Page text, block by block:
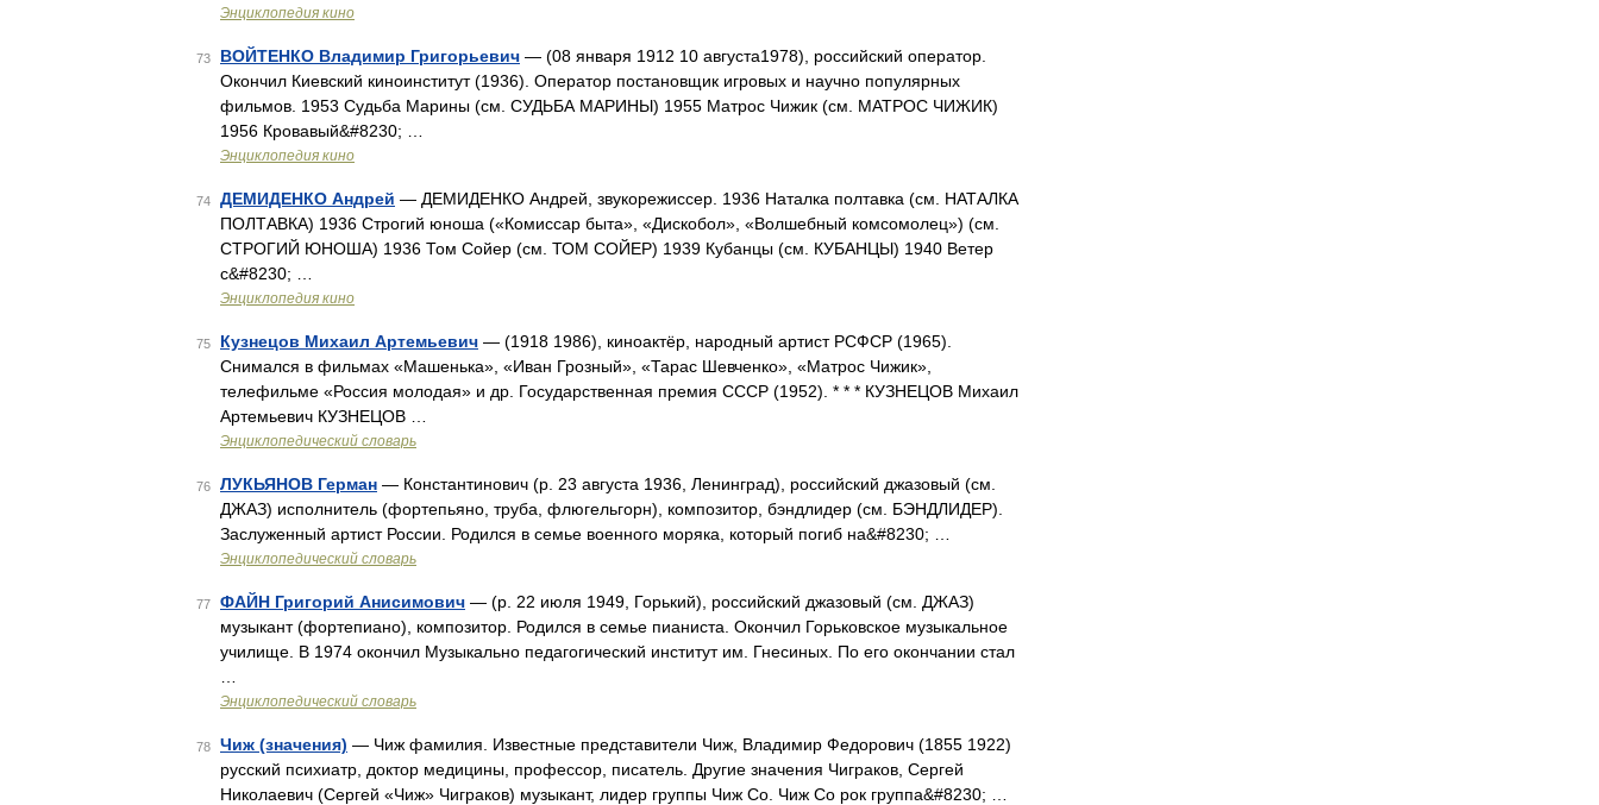
Энциклопедия кино
73 ВОЙТЕНКО Владимир Григорьевич — (08 января 1912 10 августа1978), российский оператор.
Окончил Киевский киноинститут (1936). Оператор постановщик игровых и научно популярных
фильмов. 1953 Судьба Марины (см. СУДЬБА МАРИНЫ) 1955 Матрос Чижик (см. МАТРОС ЧИЖИК)
1956 Кровавый&#8230; …
Энциклопедия кино
74 ДЕМИДЕНКО Андрей — ДЕМИДЕНКО Андрей, звукорежиссер. 1936 Наталка полтавка (см. НАТАЛКА
ПОЛТАВКА) 1936 Строгий юноша («Комиссар быта», «Дискобол», «Волшебный комсомолец») (см.
СТРОГИЙ ЮНОША) 1936 Том Сойер (см. ТОМ СОЙЕР) 1939 Кубанцы (см. КУБАНЦЫ) 1940 Ветер
с&#8230; …
Энциклопедия кино
75 Кузнецов Михаил Артемьевич — (1918 1986), киноактёр, народный артист РСФСР (1965).
Снимался в фильмах «Машенька», «Иван Грозный», «Тарас Шевченко», «Матрос Чижик»,
телефильме «Россия молодая» и др. Государственная премия СССР (1952). * * * КУЗНЕЦОВ Михаил
Артемьевич КУЗНЕЦОВ …
Энциклопедический словарь
76 ЛУКЬЯНОВ Герман — Константинович (р. 23 августа 1936, Ленинград), российский джазовый (см.
ДЖАЗ) исполнитель (фортепьяно, труба, флюгельгорн), композитор, бэндлидер (см. БЭНДЛИДЕР).
Заслуженный артист России. Родился в семье военного моряка, который погиб на&#8230; …
Энциклопедический словарь
77 ФАЙН Григорий Анисимович — (р. 22 июля 1949, Горький), российский джазовый (см. ДЖАЗ)
музыкант (фортепиано), композитор. Родился в семье пианиста. Окончил Горьковское музыкальное
училище. В 1974 окончил Музыкально педагогический институт им. Гнесиных. По его окончании стал
Энциклопедический словарь
78 Чиж (значения) — Чиж фамилия. Известные представители Чиж, Владимир Федорович (1855 1922)
русский психиатр, доктор медицины, профессор, писатель. Другие значения Чиграков, Сергей
Николаевич (Сергей «Чиж» Чиграков) музыкант, лидер группы Чиж Co. Чиж Co рок группа&#8230; …